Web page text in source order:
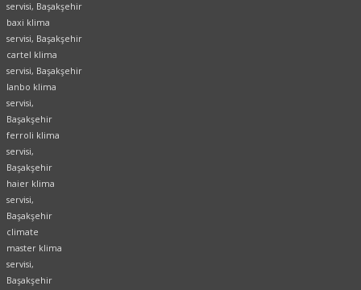
servisi, Başakşehir
baxi klima
servisi, Başakşehir
cartel klima
servisi, Başakşehir
lanbo klima
servisi,
Başakşehir
ferroli klima
servisi,
Başakşehir
haier klima
servisi,
Başakşehir
climate
master klima
servisi,
Başakşehir